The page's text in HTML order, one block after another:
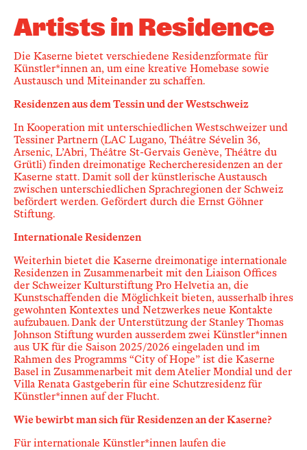
Newsletter
KaBar/ZischBar
Über uns
Residenzen
Mitmachen
Service
Archiv
Artists in Residence
Die Kaserne bietet verschiedene Residenzformate für
Künstler*innen an, um eine kreative Homebase sowie
Austausch und Miteinander zu schaffen.
Residenzen aus dem Tessin und der Westschweiz
In Kooperation mit unterschiedlichen Westschweizer und
Tessiner Partnern (LAC Lugano, Théâtre Sévelin 36,
Arsenic, L’Abri, Théâtre St-Gervais Genève, Théâtre du
Grütli) finden dreimonatige Rechercheresidenzen an der
Kaserne statt. Damit soll der künstlerische Austausch
zwischen unterschiedlichen Sprachregionen der Schweiz
befördert werden. Gefördert durch die Ernst Göhner
Stiftung.
Internationale Residenzen
Weiterhin bietet die Kaserne dreimonatige internationale
Residenzen in Zusammenarbeit mit den Liaison Offices
der Schweizer Kulturstiftung Pro Helvetia an, die
Kunstschaffenden die Möglichkeit bieten, ausserhalb ihres
gewohnten Kontextes und Netzwerkes neue Kontakte
aufzubauen.Dank der Unterstützung der Stanley Thomas
Johnson Stiftung wurden ausserdem zwei Künstler*innen
aus UK für die Saison 2025/2026 eingeladen und im
Rahmen des Programms “CityofHope” ist die Kaserne
Basel in Zusammenarbeit mit dem Atelier Mondial und der
Villa Renata Gastgeberin für eine Schutzresidenz für
Künstler*innen auf der Flucht.
Wie bewirbt man sich für Residenzen an der Kaserne?
Für internationale Künstler*innen laufen die